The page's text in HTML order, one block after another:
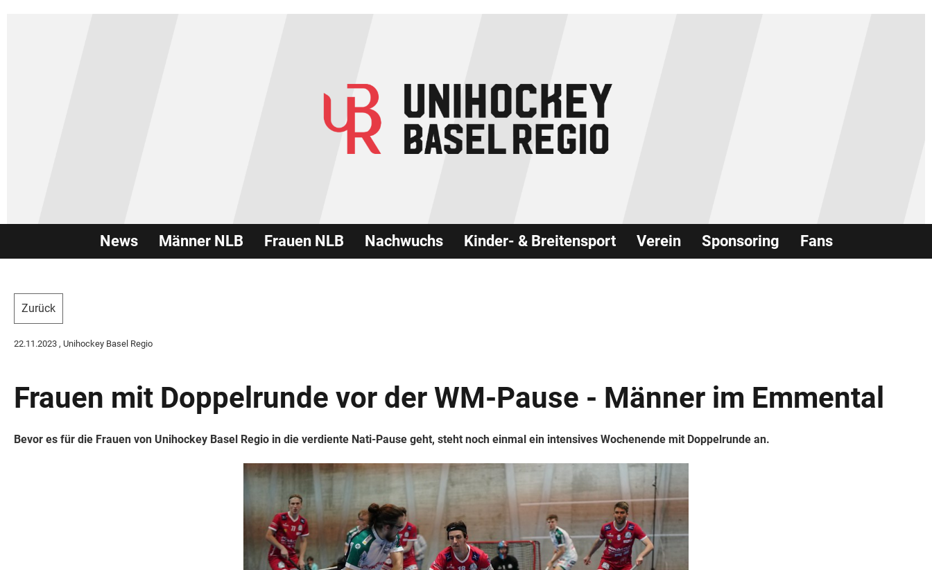
News Männer NLB Frauen NLB Nachwuchs Kinder- & Breitensport Verein Sponsoring Fans
Zurück
22.11.2023 , Unihockey Basel Regio
Frauen mit Doppelrunde vor der WM-Pause - Männer im Emmental
Bevor es für die Frauen von Unihockey Basel Regio in die verdiente Nati-Pause geht, steht noch einmal ein intensives Wochenende mit Doppelrunde an.